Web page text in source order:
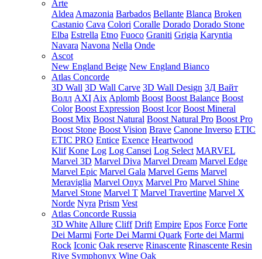
Arte
Aldea Amazonia Barbados Bellante Blanca Broken
Castanio Cava Colori Coralle Dorado Dorado Stone
Elba Estrella Etno Fuoco Graniti Grigia Karyntia
Navara Navona Nella Onde
Ascot
New England Beige New England Bianco
Atlas Concorde
3D Wall 3D Wall Carve 3D Wall Design 3Д Вайт
Волл AXI Aix Aplomb Boost Boost Balance Boost
Color Boost Expression Boost Icor Boost Mineral
Boost Mix Boost Natural Boost Natural Pro Boost Pro
Boost Stone Boost Vision Brave Canone Inverso ETIC
ETIC PRO Entice Exence Heartwood
Klif Kone Log Log Cansei Log Select MARVEL
Marvel 3D Marvel Diva Marvel Dream Marvel Edge
Marvel Epic Marvel Gala Marvel Gems Marvel
Meraviglia Marvel Onyx Marvel Pro Marvel Shine
Marvel Stone Marvel T Marvel Travertine Marvel X
Norde Nyra Prism Vest
Atlas Concorde Russia
3D White Allure Cliff Drift Empire Epos Force Forte
Dei Marmi Forte Dei Marmi Quark Forte dei Marmi
Rock Iconic Oak reserve Rinascente Rinascente Resin
Rive Symphonyx Wine Oak